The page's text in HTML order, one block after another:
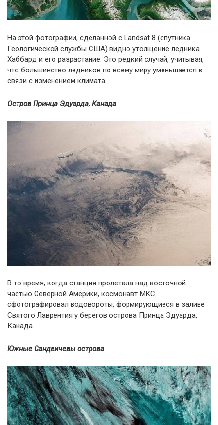
На этой фотографии, сделанной с Landsat 8 (спутника
Геологической службы США) видно утолщение ледника
Хаббард и его разрастание. Это редкий случай, учитывая,
что большинство ледников по всему миру уменьшается в
связи с изменением климата.
Остров Принца Эдуарда, Канада
В то время, когда станция пролетала над восточной
частью Северной Америки, космонавт МКС
сфотографировал водовороты, формирующиеся в заливе
Святого Лаврентия у берегов острова Принца Эдуарда,
Канада.
Южные Сандвичевы острова